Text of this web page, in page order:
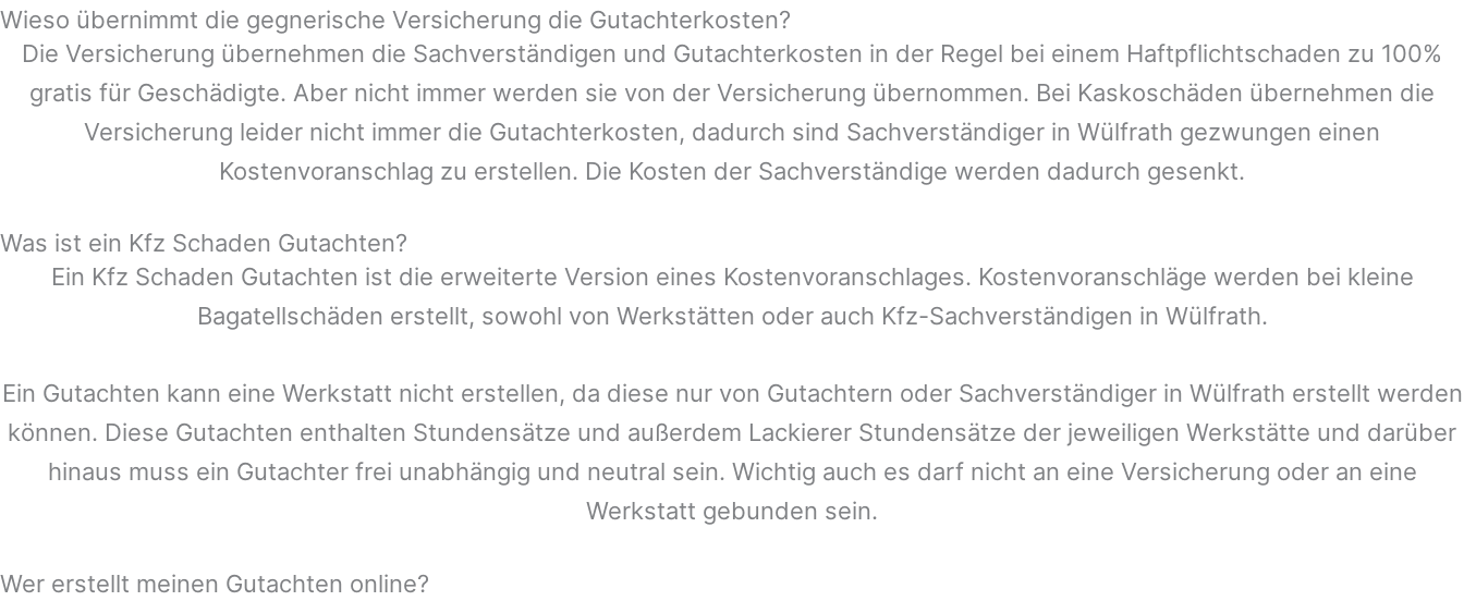
Wieso übernimmt die gegnerische Versicherung die Gutachterkosten?
Die Versicherung übernehmen die Sachverständigen und Gutachterkosten in der Regel bei einem Haftpflichtschaden zu 100%
gratis für Geschädigte. Aber nicht immer werden sie von der Versicherung übernommen. Bei Kaskoschäden übernehmen die
Versicherung leider nicht immer die Gutachterkosten, dadurch sind Sachverständiger in Wülfrath gezwungen einen
Kostenvoranschlag zu erstellen. Die Kosten der Sachverständige werden dadurch gesenkt.
Was ist ein Kfz Schaden Gutachten?
Ein Kfz Schaden Gutachten ist die erweiterte Version eines Kostenvoranschlages. Kostenvoranschläge werden bei kleine
Bagatellschäden erstellt, sowohl von Werkstätten oder auch Kfz-Sachverständigen in Wülfrath.
Ein Gutachten kann eine Werkstatt nicht erstellen, da diese nur von Gutachtern oder Sachverständiger in Wülfrath erstellt werden
können. Diese Gutachten enthalten Stundensätze und außerdem Lackierer Stundensätze der jeweiligen Werkstätte und darüber
hinaus muss ein Gutachter frei unabhängig und neutral sein. Wichtig auch es darf nicht an eine Versicherung oder an eine
Werkstatt gebunden sein.
Wer erstellt meinen Gutachten online?